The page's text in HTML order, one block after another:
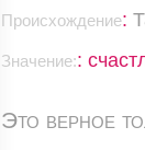
Происхождение:
Значение::
Это верное